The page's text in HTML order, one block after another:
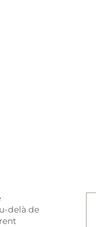
delà de